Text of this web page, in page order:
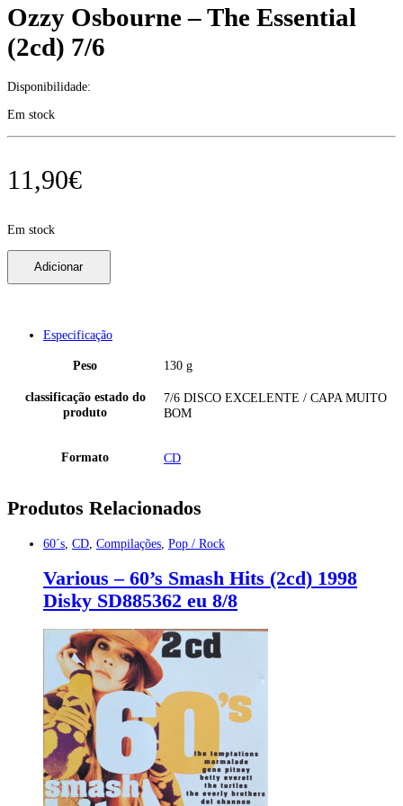
Ozzy Osbourne – The Essential
(2cd) 7/6
Disponibilidade:
Em stock
11,90€
Em stock
Ozzy
Osbourne
-
(2cd)
Adicionar
Especificação
Peso 130 g
classificação estado do
produto
7/6 DISCO EXCELENTE / CAPA MUITO
BOM
Formato CD
Produtos Relacionados
60´s CD Compilações Pop / Rock
Various – 60’s Smash Hits (2cd) 1998
Disky SD885362 eu 8/8